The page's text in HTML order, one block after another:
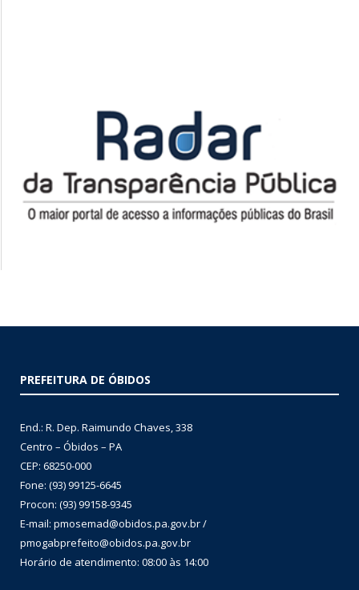
PREFEITURA DE ÓBIDOS
End.: R. Dep. Raimundo Chaves, 338
Centro – Óbidos – PA
CEP: 68250-000
Fone: (93) 99125-6645
Procon: (93) 99158-9345
E-mail: pmosemad@obidos.pa.gov.br /
pmogabprefeito@obidos.pa.gov.br
Horário de atendimento: 08:00 às 14:00